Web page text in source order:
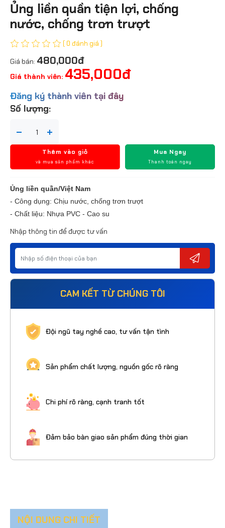
Ủng liền quần tiện lợi, chống
nước, chống trơn trượt
( 0 đánh giá )
Giá bán: 480,000đ
Giá thành viên: 435,000đ
Đăng ký thành viên tại đây
Số lượng:
Thêm vào giỏ
và mua sản phẩm khác
Mua Ngay
Thanh toán ngay
Ủng liền quần/Việt Nam
- Công dụng: Chịu nước, chống trơn trượt
- Chất liệu: Nhựa PVC - Cao su
Nhập thông tin để được tư vấn
CAM KẾT TỪ CHÚNG TÔI
Đội ngũ tay nghề cao, tư vấn tận tình
Sản phẩm chất lượng, nguồn gốc rõ ràng
Chi phí rõ ràng, cạnh tranh tốt
Đảm bảo bàn giao sản phẩm đúng thời gian
NỘI DUNG CHI TIẾT